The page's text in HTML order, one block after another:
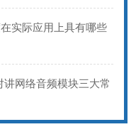
实际应用上具有哪些
讲网络音频模块三大常